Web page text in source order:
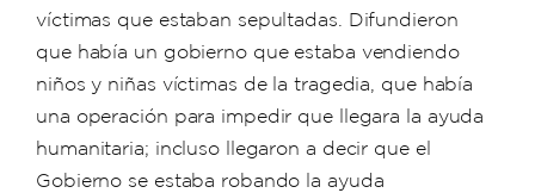
víctimas que estaban sepultadas. Difundieron
que había un gobierno que estaba vendiendo
niños y niñas víctimas de la tragedia, que había
una operación para impedir que llegara la ayuda
humanitaria; incluso llegaron a decir que el
Gobierno se estaba robando la ayuda